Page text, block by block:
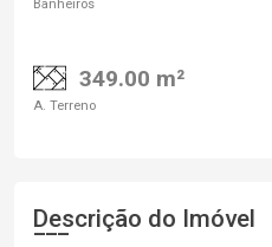
Banheiros
349.00 m²
A. Terreno
Descrição do Imóvel